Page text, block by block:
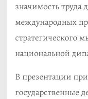
значимость труда
международных
стратегического
национальной
В презентации
государственные